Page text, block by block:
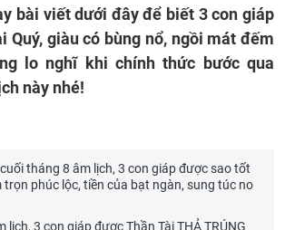
bài viết dưới đây để biết 3 con giáp
Quý, giàu có bùng nổ, ngồi mát đếm
lo nghĩ khi chính thức bước qua
này nhé!
tháng 8 âm lịch, 3 con giáp được sao tốt
trọn phúc lộc, tiền của bạt ngàn, sung túc no
lịch, 3 con giáp được Thần Tài THẢ TRÚNG